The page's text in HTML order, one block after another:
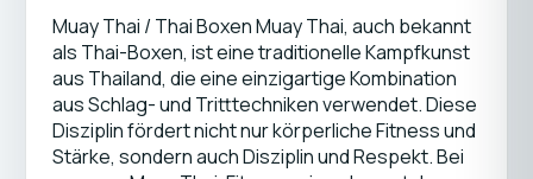
Muay Thai / Thai Boxen Muay Thai, auch bekannt
als Thai-Boxen, ist eine traditionelle Kampfkunst
aus Thailand, die eine einzigartige Kombination
aus Schlag- und Tritttechniken verwendet. Diese
Disziplin fördert nicht nur körperliche Fitness und
Stärke, sondern auch Disziplin und Respekt. Bei